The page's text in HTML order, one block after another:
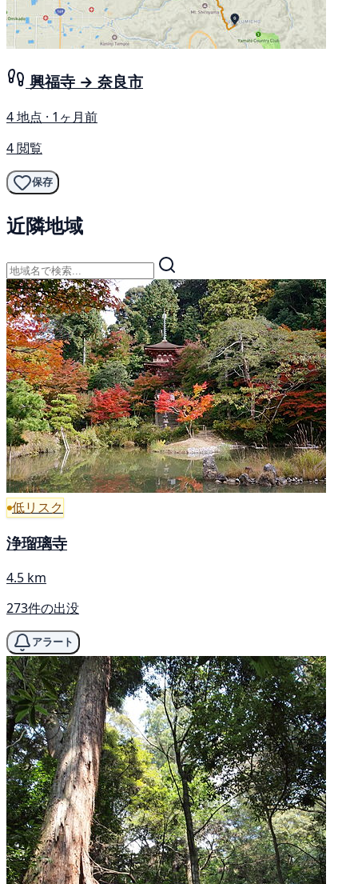
興福寺 → 奈良市
4 地点 · 1ヶ月前
4 閲覧
保存
近隣地域
低リスク
浄瑠璃寺
4.5 km
273件の出没
アラート